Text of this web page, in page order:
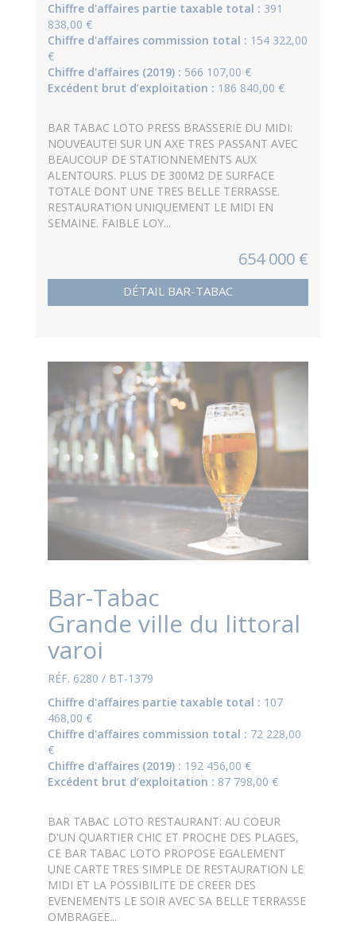
Chiffre d'affaires partie taxable total : 391
838,00 €
Chiffre d'affaires commission total : 154 322,00
€
Chiffre d'affaires (2019) : 566 107,00 €
Excédent brut d’exploitation : 186 840,00 €
BAR TABAC LOTO PRESS BRASSERIE DU MIDI:
NOUVEAUTE! SUR UN AXE TRES PASSANT AVEC
BEAUCOUP DE STATIONNEMENTS AUX
ALENTOURS. PLUS DE 300M2 DE SURFACE
TOTALE DONT UNE TRES BELLE TERRASSE.
RESTAURATION UNIQUEMENT LE MIDI EN
SEMAINE. FAIBLE LOY...
654 000 €
DÉTAIL BAR-TABAC
Bar-Tabac
Grande ville du littoral
varoi
RÉF. 6280 / BT-1379
Chiffre d'affaires partie taxable total : 107
468,00 €
Chiffre d'affaires commission total : 72 228,00
€
Chiffre d'affaires (2019) : 192 456,00 €
Excédent brut d’exploitation : 87 798,00 €
BAR TABAC LOTO RESTAURANT: AU COEUR
D'UN QUARTIER CHIC ET PROCHE DES PLAGES,
CE BAR TABAC LOTO PROPOSE EGALEMENT
UNE CARTE TRES SIMPLE DE RESTAURATION LE
MIDI ET LA POSSIBILITE DE CREER DES
EVENEMENTS LE SOIR AVEC SA BELLE TERRASSE
OMBRAGEE...